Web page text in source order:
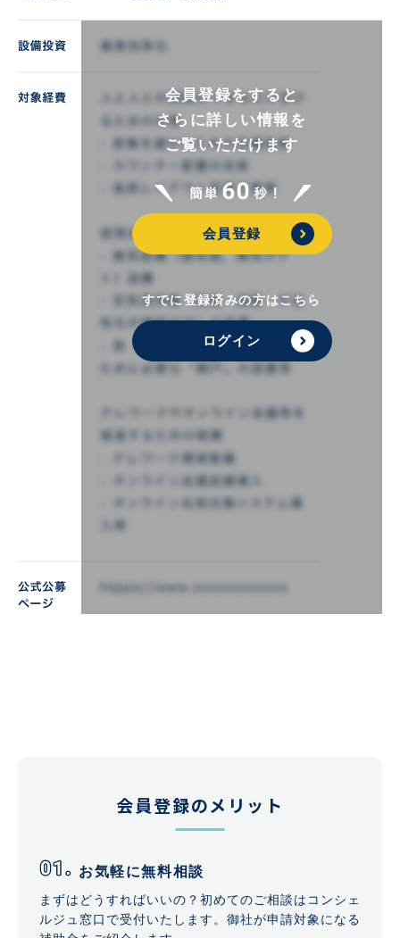
会員登録をすると
さらに詳しい情報を
ご覧いただけます
会員登録
すでに登録済みの方はこちら
ログイン
会員登録のメリット
お気軽に無料相談
まずはどうすればいいの？初めてのご相談はコンシェ
ルジュ窓口で受付いたします。御社が申請対象になる